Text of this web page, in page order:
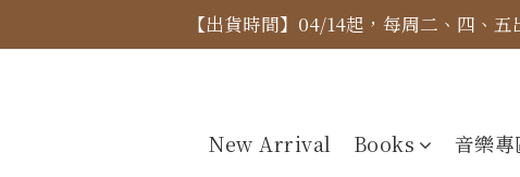
【價格標
【出貨時間】04/14起，每周二、四、
【價格標
New Arrival Books 音樂專